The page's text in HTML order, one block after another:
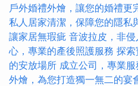
戶外婚禮外燴，讓您的婚禮更
私人居家清潔，保障您的隱私
讓家居無瑕疵 音波拉皮，非
心，專業的產後照護服務 探索
的安放場所 成立公司，專業
外燴，為您打造獨一無二的宴